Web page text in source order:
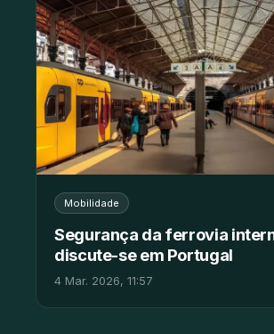
Mobilidade
Segurança da ferrovia
discute-se em Portugal
4 Mar. 2026, 11:57